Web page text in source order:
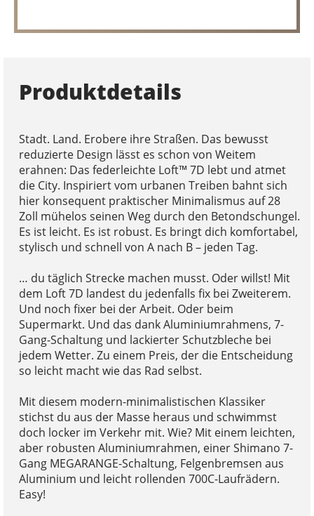
Produktdetails
Stadt. Land. Erobere ihre Straßen. Das bewusst
reduzierte Design lässt es schon von Weitem
erahnen: Das federleichte Loft™ 7D lebt und atmet
die City. Inspiriert vom urbanen Treiben bahnt sich
hier konsequent praktischer Minimalismus auf 28
Zoll mühelos seinen Weg durch den Betondschungel.
Es ist leicht. Es ist robust. Es bringt dich komfortabel,
stylisch und schnell von A nach B – jeden Tag.
… du täglich Strecke machen musst. Oder willst! Mit
dem Loft 7D landest du jedenfalls fix bei Zweiterem.
Und noch fixer bei der Arbeit. Oder beim
Supermarkt. Und das dank Aluminiumrahmens, 7-
Gang-Schaltung und lackierter Schutzbleche bei
jedem Wetter. Zu einem Preis, der die Entscheidung
so leicht macht wie das Rad selbst.
Mit diesem modern-minimalistischen Klassiker
stichst du aus der Masse heraus und schwimmst
doch locker im Verkehr mit. Wie? Mit einem leichten,
aber robusten Aluminiumrahmen, einer Shimano 7-
Gang MEGARANGE-Schaltung, Felgenbremsen aus
Aluminium und leicht rollenden 700C-Laufrädern.
Easy!